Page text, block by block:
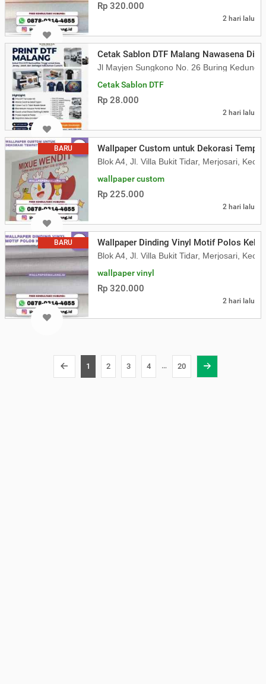
Rp 320.000
2 hari lalu
Cetak Sablon DTF Malang Nawasena
Jl Mayjen Sungkono No. 26 Buring
Cetak Sablon DTF
Rp 28.000
2 hari lalu
BARU Wallpaper Custom untuk Dekorasi
Blok A4, Jl. Villa Bukit Tidar, Merjosari, Kec.
wallpaper custom
Rp 225.000
2 hari lalu
BARU Wallpaper Dinding Vinyl Motif Polos
Blok A4, Jl. Villa Bukit Tidar, Merjosari, Kec.
wallpaper vinyl
Rp 320.000
2 hari lalu
1 2 3 4 … 20